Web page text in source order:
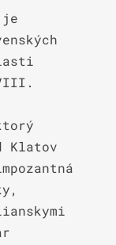
je
Klatov